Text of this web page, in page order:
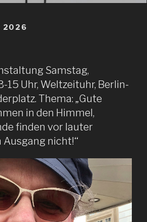
2026
Samstag,
15 Uhr, Weltzeituhr, Berlin-
Thema: „Gute
in den Himmel,
finden vor lauter
nicht!‘‘